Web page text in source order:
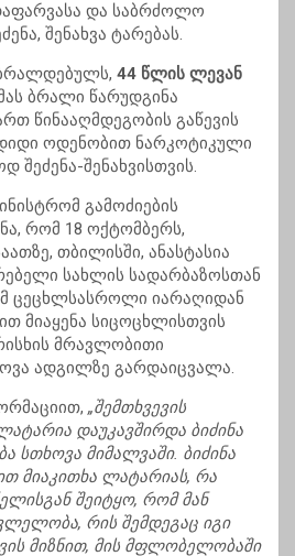
და საბრძოლო
შენახვა ტარებას.
ბრალდებულს, 44 წლის ლევან
ბრალი წარუდგინა
წინააღმდეგობის გაწევის
ოდენობით ნარკოტიკული
შეძენა-შენახვისთვის.
გამოძიების
რომ 18 ოქტომბერს,
თბილისში, ანასტასია
სახლის სადარბაზოსთან
ცეცხლსასროლი იარაღიდან
მიაყენა სიცოცხლისთვის
მრავლობითი
ადგილზე გარდაიცვალა.
„შემთხვევის
დაუკავშირდა ბიძინა
სთხოვა მიმალვაში. ბიძინა
მიაკითხა ლატარიას, რა
შეიტყო, რომ მან
რის შემდეგაც იგი
მიზნით, მის მფლობელობაში